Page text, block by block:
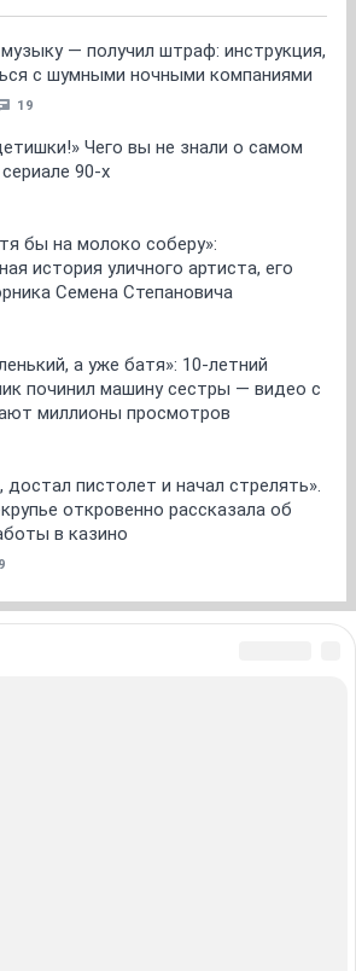
— получил штраф: инструкция,
с шумными ночными компаниями
19
Чего вы не знали о самом
90-х
бы на молоко соберу»:
история уличного артиста, его
Семена Степановича
а уже батя»: 10-летний
починил машину сестры — видео с
миллионы просмотров
достал пистолет и начал стрелять».
откровенно рассказала об
в казино